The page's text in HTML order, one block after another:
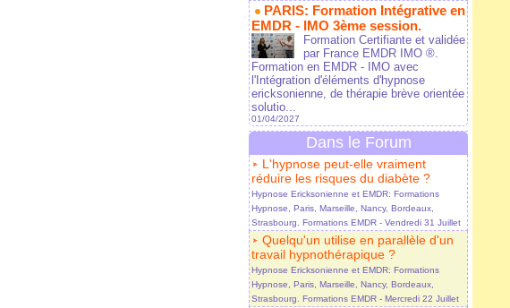
PARIS: Formation Intégrative en
EMDR - IMO 3ème session.
Formation Certifiante et validée
par France EMDR IMO ®.
Formation en EMDR - IMO avec
l'Intégration d'éléments d'hypnose
ericksonienne, de thérapie brève orientée
solutio...
01/04/2027
Dans le Forum
L'hypnose peut-elle vraiment
réduire les risques du diabète ?
Hypnose Ericksonienne et EMDR: Formations
Hypnose, Paris, Marseille, Nancy, Bordeaux,
Strasbourg. Formations EMDR - Vendredi 31 Juillet
Quelqu'un utilise en parallèle d'un
travail hypnothérapique ?
Hypnose Ericksonienne et EMDR: Formations
Hypnose, Paris, Marseille, Nancy, Bordeaux,
Strasbourg. Formations EMDR - Mercredi 22 Juillet